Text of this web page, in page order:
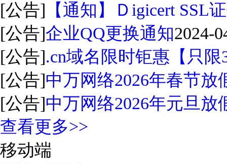
[公告] 【通知】Ｄigicert SSL
[公告]企业QQ更换通知2024-
[公告].cn域名限时钜惠【只限
[公告]中万网络2026年春节放
[公告]中万网络2026年元旦放
查看更多>>
移动端